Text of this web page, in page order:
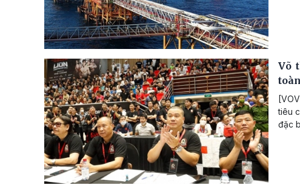
Võ
tiêu
đặc